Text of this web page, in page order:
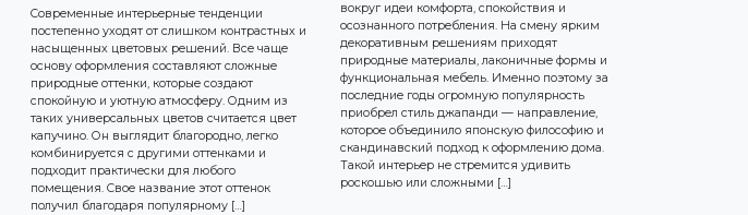
Современные интерьерные тенденции
постепенно уходят от слишком контрастных и
насыщенных цветовых решений. Все чаще
основу оформления составляют сложные
природные оттенки, которые создают
спокойную и уютную атмосферу. Одним из
таких универсальных цветов считается цвет
капучино. Он выглядит благородно, легко
комбинируется с другими оттенками и
подходит практически для любого
помещения. Свое название этот оттенок
получил благодаря популярному […]
вокруг идеи комфорта, спокойствия и
осознанного потребления. На смену ярким
декоративным решениям приходят
природные материалы, лаконичные формы и
функциональная мебель. Именно поэтому за
последние годы огромную популярность
приобрел стиль джапанди — направление,
которое объединило японскую философию и
скандинавский подход к оформлению дома.
Такой интерьер не стремится удивить
роскошью или сложными […]